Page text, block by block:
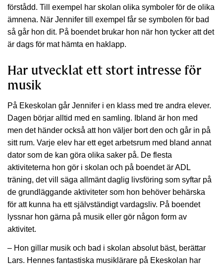
förstådd. Till exempel har skolan olika symboler för de olika
ämnena. När Jennifer till exempel får se symbolen för bad
så går hon dit. På boendet brukar hon när hon tycker att det
är dags för mat hämta en haklapp.
Har utvecklat ett stort intresse för
musik
På Ekeskolan går Jennifer i en klass med tre andra elever.
Dagen börjar alltid med en samling. Ibland är hon med
men det händer också att hon väljer bort den och går in på
sitt rum. Varje elev har ett eget arbetsrum med bland annat
dator som de kan göra olika saker på. De flesta
aktiviteterna hon gör i skolan och på boendet är ADL
träning, det vill säga allmänt daglig livsföring som syftar på
de grundläggande aktiviteter som hon behöver behärska
för att kunna ha ett självständigt vardagsliv. På boendet
lyssnar hon gärna på musik eller gör någon form av
aktivitet.
– Hon gillar musik och bad i skolan absolut bäst, berättar
Lars. Hennes fantastiska musiklärare på Ekeskolan har